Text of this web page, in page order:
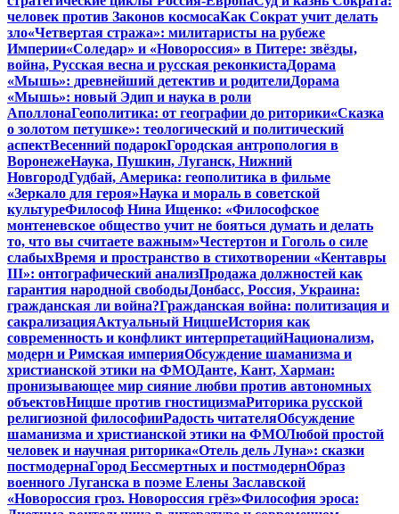
человек против Законов космосаКак Сократ учит делать
зло«Четвертая стража»: милитаристы на рубеже
Империи«Соледар» и «Новороссия» в Питере: звёзды,
война, Русская весна и русская реконкистаДорама
«Мышь»: древнейший детектив и родителиДорама
«Мышь»: новый Эдип и наука в роли
АполлонаГеополитика: от географии до риторики«Сказка
о золотом петушке»: теологический и политический
аспектВесенний подарокГородская антропология в
ВоронежеНаука, Пушкин, Луганск, Нижний
НовгородГудбай, Америка: геополитика в фильме
«Зеркало для героя»Наука и мораль в советской
культуреФилософ Нина Ищенко: «Философское
монтеневское общество учит не бояться думать и делать
то, что вы считаете важным»Честертон и Гоголь о силе
слабыхВремя и пространство в стихотворении «Кентавры
III»: онтографический анализПродажа должностей как
гарантия народной свободыДонбасс, Россия, Украина:
гражданская ли война?Гражданская война: политизация и
сакрализацияАктуальный НицшеИстория как
современность и конфликт интерпретацийНационализм,
модерн и Римская империяОбсуждение шаманизма и
христианской этики на ФМОДанте, Кант, Харман:
пронизывающее мир сияние любви против автономных
объектовНицше против гностицизмаРиторика русской
религиозной философииРадость читателяОбсуждение
шаманизма и христианской этики на ФМОЛюбой простой
человек и научная риторика«Отель дель Луна»: сказки
постмодернаГород Бессмертных и постмодернОбраз
военного Луганска в поэме Елены Заславской
«Новороссия гроз. Новороссия грёз»Философия эроса: